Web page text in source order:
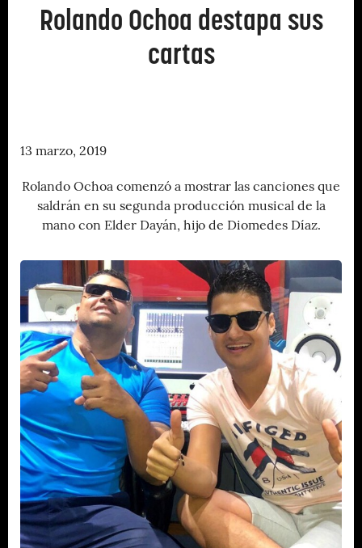
Rolando Ochoa destapa sus
cartas
13 marzo, 2019
Rolando Ochoa comenzó a mostrar las canciones que
saldrán en su segunda producción musical de la
mano con Elder Dayán, hijo de Diomedes Díaz.